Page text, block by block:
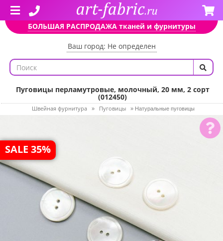
БОЛЬШАЯ РАСПРОДАЖА тканей и фурнитуры
Ваш город: Не определен
Пуговицы перламутровые, молочный, 20 мм, 2 сорт
(012450)
Швейная фурнитура » Пуговицы » Натуральные пуговицы
SALE 35%